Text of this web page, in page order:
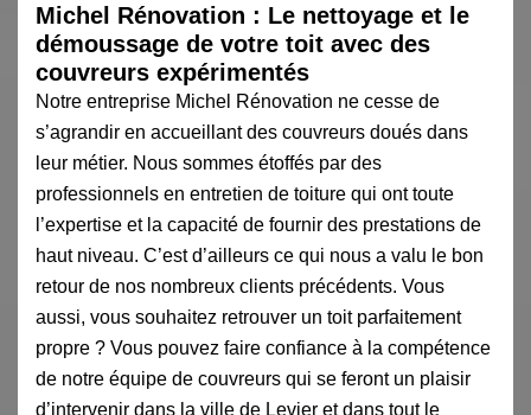
Michel Rénovation : Le nettoyage et le
démoussage de votre toit avec des
couvreurs expérimentés
Notre entreprise Michel Rénovation ne cesse de
s’agrandir en accueillant des couvreurs doués dans
leur métier. Nous sommes étoffés par des
professionnels en entretien de toiture qui ont toute
l’expertise et la capacité de fournir des prestations de
haut niveau. C’est d’ailleurs ce qui nous a valu le bon
retour de nos nombreux clients précédents. Vous
aussi, vous souhaitez retrouver un toit parfaitement
propre ? Vous pouvez faire confiance à la compétence
de notre équipe de couvreurs qui se feront un plaisir
d’intervenir dans la ville de Levier et dans tout le